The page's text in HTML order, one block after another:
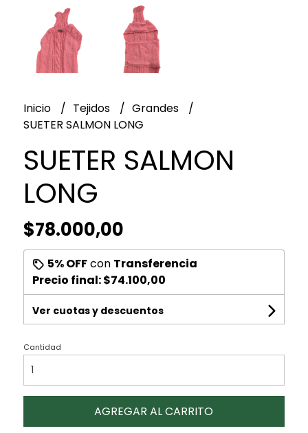
Inicio Tejidos
Grandes
SUETER SALMON LONG
SUETER SALMON
LONG
$78.000,00
5% OFFcon Transferencia
Precio final:$74.100,00
Ver cuotas y descuentos
Cantidad
AGREGAR AL CARRITO